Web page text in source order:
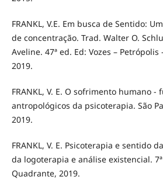
FRANKL, V.E. Em busca de Sentido:
de concentração. Trad. Walter O.
Aveline. 47ª ed. Ed: Vozes – Petrópolis
2019.
FRANKL, V. E. O sofrimento humano -
antropológicos da psicoterapia. São
2019.
FRANKL, V. E. Psicoterapia e sentido
da logoterapia e análise existencial.
Quadrante, 2019.